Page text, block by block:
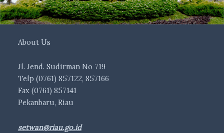
About Us
Jl. Jend. Sudirman No 719
Telp (0761) 857122, 857166
Fax (0761) 857141
Pekanbaru, Riau
setwan@riau.go.id